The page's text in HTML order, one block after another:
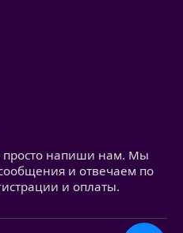
просто напиши нам. Мы
и отвечаем по
и оплаты.